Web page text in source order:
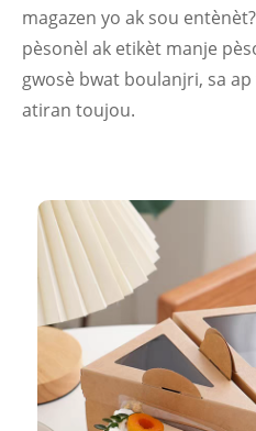
magazen yo ak sou
pèsonèl ak etikèt manje
gwosè bwat boulanjri, sa
atiran toujou.